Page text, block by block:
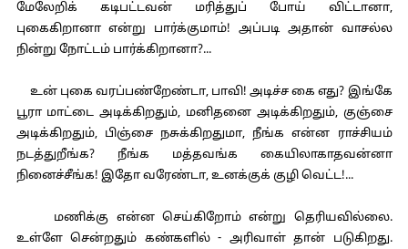
மேலேறிக் கடிபட்டவன் மரித்துப் போய் விட்டானா,
புகைகிறானா என்று பார்க்குமாம்! அப்படி அதான் வாசல்ல
நின்று நோட்டம் பார்க்கிறானா?...
உன் புகை வரப்பண்றேண்டா, பாவி! அடிச்ச கை எது? இங்கே
பூரா மாட்டை அடிக்கிறதும், மனிதனை அடிக்கிறதும், குஞ்சை
அடிக்கிறதும், பிஞ்சை நசுக்கிறதுமா, நீங்க என்ன ராச்சியம்
நடத்துறீங்க? நீங்க மத்தவங்க கையிலாகாதவன்னா
நினைச்சீங்க! இதோ வரேண்டா, உனக்குக் குழி வெட்ட!...
மணிக்கு என்ன செய்கிறோம் என்று தெரியவில்லை.
உள்ளே சென்றதும் கண்களில் - அரிவாள் தான் படுகிறது.